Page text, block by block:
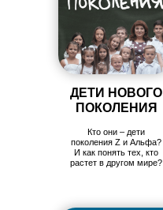
ДЕТИ НОВОГО
ПОКОЛЕНИЯ
Кто они – дети
поколения Z и Альфа?
И как понять тех, кто
растет в другом мире?